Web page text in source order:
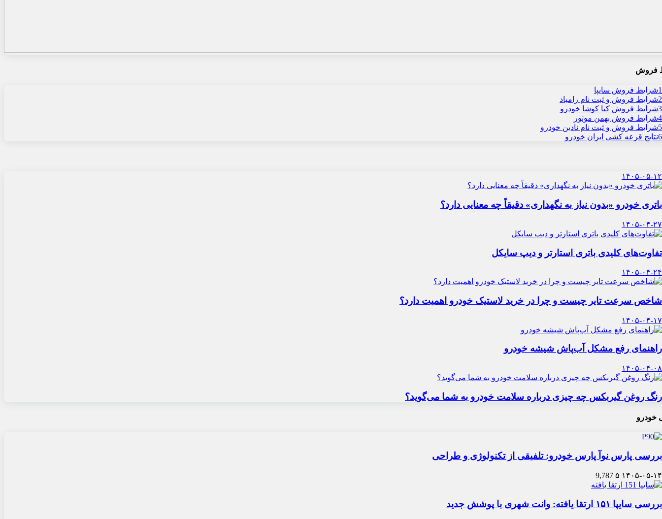
فروش
1شرایط فروش سایپا
2شرایط فروش و ثبت نام زامیاد
3شرایط فروش کیا کوشا خودرو
4شرایط فروش بهمن موتور
5شرایط فروش و ثبت نام نادین خودرو
6نتایج قرعه کشی ایران خودرو
۱۴۰۵-۰۵-۱۲
باتری خودرو «بدون نیاز به نگهداری» دقیقاً چه معنایی دارد؟
۱۴۰۵-۰۴-۲۷
تفاوت‌های کلیدی باتری استارتر و دیپ سایکل
۱۴۰۵-۰۴-۲۴
شاخص سرعت تایر چیست و چرا در خرید لاستیک خودرو اهمیت دارد؟
۱۴۰۵-۰۴-۱۷
راهنمای رفع مشکل آب‌پاش شیشه خودرو
۱۴۰۵-۰۴-۰۸
رنگ روغن گیربکس چه چیزی درباره سلامت خودرو به شما می‌گوید؟
خودرو
بررسی پارس نوآ پارس خودرو: تلفیقی از تکنولوژی و طراحی
۱۴۰۵-۰۵-۱۴ ۵ 9,787
بررسی سایپا ۱۵۱ ارتقا یافته: وانت شهری با پوشش جدید